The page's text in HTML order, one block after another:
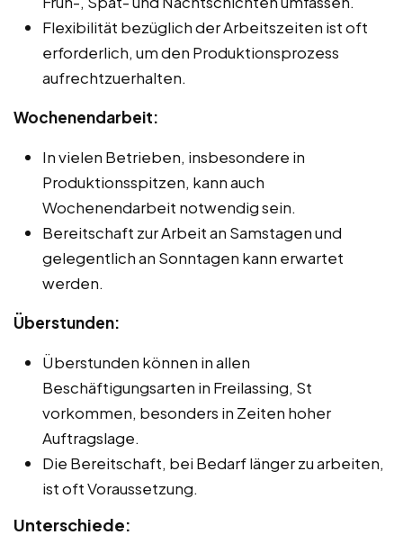
Flexibilität bezüglich der Arbeitszeiten ist oft
erforderlich, um den Produktionsprozess
aufrechtzuerhalten.
Wochenendarbeit:
In vielen Betrieben, insbesondere in
Produktionsspitzen, kann auch
Wochenendarbeit notwendig sein.
Bereitschaft zur Arbeit an Samstagen und
gelegentlich an Sonntagen kann erwartet
werden.
Überstunden:
Überstunden können in allen
Beschäftigungsarten in Freilassing, St
vorkommen, besonders in Zeiten hoher
Auftragslage.
Die Bereitschaft, bei Bedarf länger zu arbeiten,
ist oft Voraussetzung.
Unterschiede: